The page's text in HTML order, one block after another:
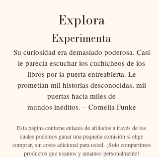
Explora
Experimenta
Su curiosidad era demasiado poderosa. Casi
le parecía escuchar los cuchicheos de los
libros por la puerta entreabierta. Le
prometían mil historias desconocidas, mil
puertas hacia miles de
mundos inéditos. – Cornelia Funke
Esta página contiene enlaces de afiliados a través de los
cuales podemos ganar una pequeña comisión si elige
comprar, sin costo adicional para usted. ¡Solo compartimos
productos que usamos y amamos personalmente!